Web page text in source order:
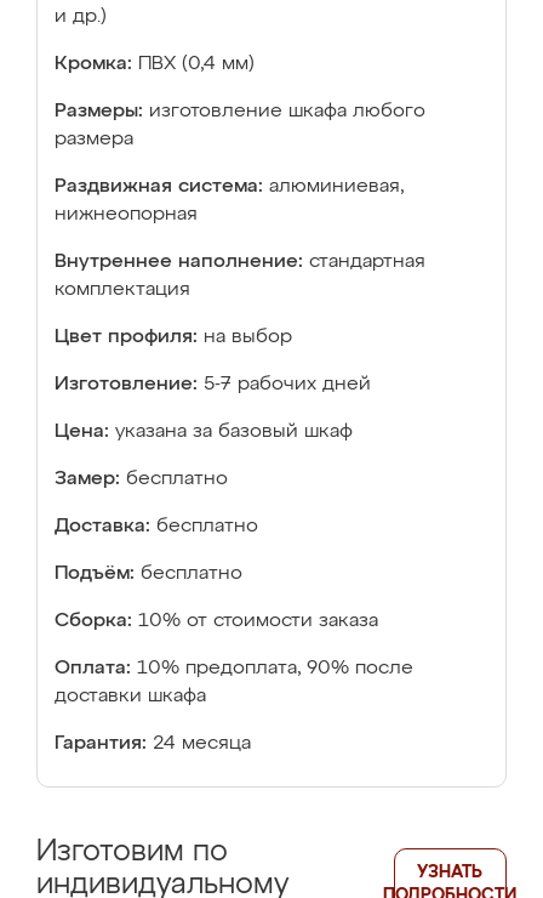
и др.)
Кромка: ПВХ (0,4 мм)
Размеры: изготовление шкафа любого
размера
Раздвижная система: алюминиевая,
нижнеопорная
Внутреннее наполнение: стандартная
комплектация
Цвет профиля: на выбор
Изготовление: 5-7 рабочих дней
Цена: указана за базовый шкаф
Замер: бесплатно
Доставка: бесплатно
Подъём: бесплатно
Сборка: 10% от стоимости заказа
Оплата: 10% предоплата, 90% после
доставки шкафа
Гарантия: 24 месяца
Изготовим по
индивидуальному
УЗНАТЬ